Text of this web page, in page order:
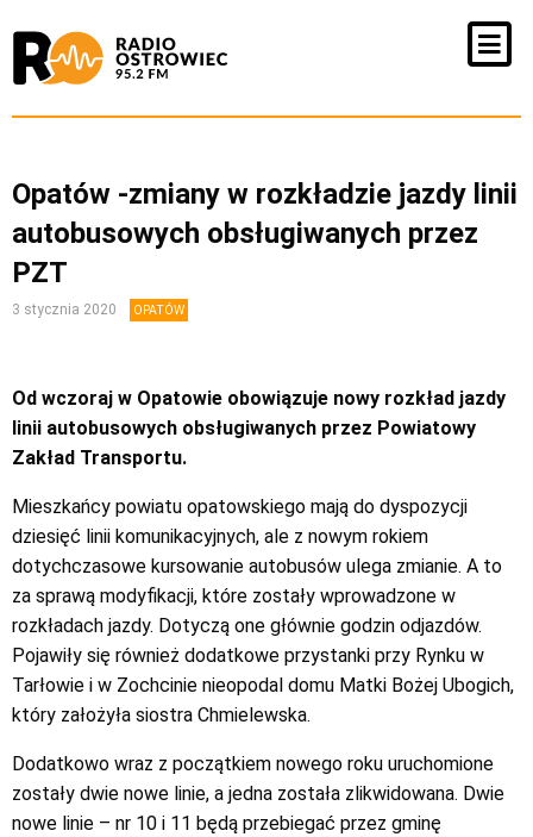
Opatów -zmiany w rozkładzie jazdy linii
autobusowych obsługiwanych przez
PZT
3 stycznia 2020 OPATÓW
Od wczoraj w Opatowie obowiązuje nowy rozkład jazdy
linii autobusowych obsługiwanych przez Powiatowy
Zakład Transportu.
Mieszkańcy powiatu opatowskiego mają do dyspozycji
dziesięć linii komunikacyjnych, ale z nowym rokiem
dotychczasowe kursowanie autobusów ulega zmianie. A to
za sprawą modyfikacji, które zostały wprowadzone w
rozkładach jazdy. Dotyczą one głównie godzin odjazdów.
Pojawiły się również dodatkowe przystanki przy Rynku w
Tarłowie i w Zochcinie nieopodal domu Matki Bożej Ubogich,
który założyła siostra Chmielewska.
Dodatkowo wraz z początkiem nowego roku uruchomione
zostały dwie nowe linie, a jedna została zlikwidowana. Dwie
nowe linie – nr 10 i 11 będą przebiegać przez gminę